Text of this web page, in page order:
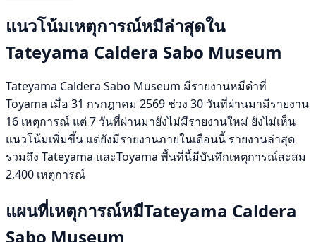
แนวโน้มเหตุการณ์หมีล่าสุดใน
Tateyama Caldera Sabo Museum
Tateyama Caldera Sabo Museum มีรายงานหมีดำที่
Toyama เมื่อ 31 กรกฎาคม 2569 ช่วง 30 วันที่ผ่านมามีรายงาน
16 เหตุการณ์ แต่ 7 วันที่ผ่านมายังไม่มีรายงานใหม่ ยังไม่เห็น
แนวโน้มเพิ่มขึ้น แต่ยังมีรายงานภายในเดือนนี้ รายงานล่าสุด
รวมถึง Tateyama และToyama พื้นที่นี้มีบันทึกเหตุการณ์สะสม
2,400 เหตุการณ์
แผนที่เหตุการณ์หมีTateyama Caldera
Sabo Museum